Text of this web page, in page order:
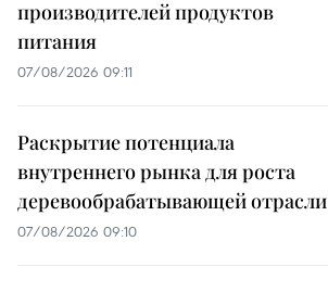
производителей продуктов
питания
07/08/2026 09:11
Раскрытие потенциала
внутреннего рынка для роста
деревообрабатывающей отрасли
07/08/2026 09:10